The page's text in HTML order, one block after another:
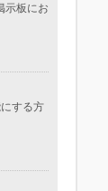
示板にお
する方